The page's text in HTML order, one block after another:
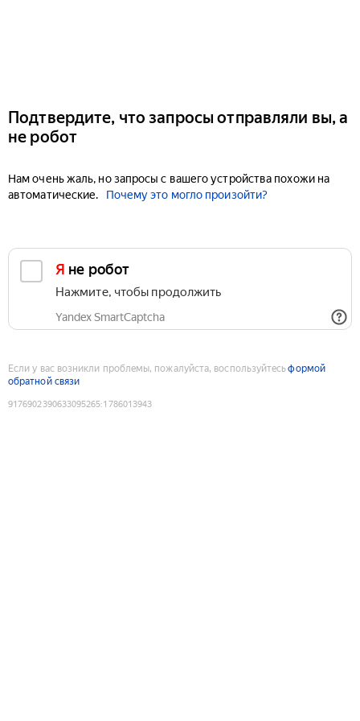
Подтвердите, что запросы отправляли вы, а
не робот
Нам очень жаль, но запросы с вашего устройства похожи на
автоматические.
Почему это могло произойти?
Я не робот
Нажмите, чтобы продолжить
Yandex SmartCaptcha
Если у вас возникли проблемы, пожалуйста, воспользуйтесьформой
обратной связи
9176902390633095265:1786013943